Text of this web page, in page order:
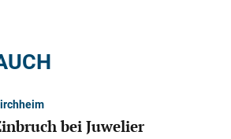
bei Juwelier